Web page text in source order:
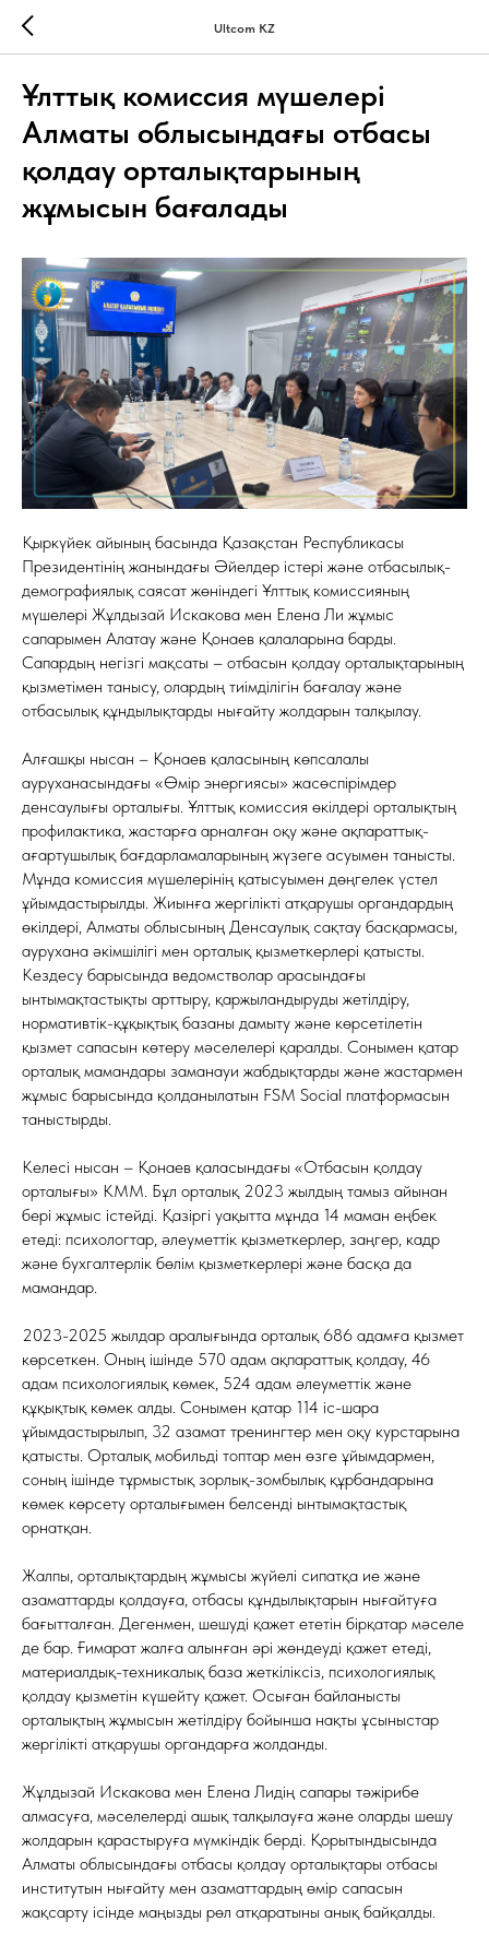
Ultcom KZ
Ұлттық комиссия мүшелері
Алматы облысындағы отбасы
қолдау орталықтарының
жұмысын бағалады
Қыркүйек айының басында Қазақстан Республикасы
Президентінің жанындағы Әйелдер істері және отбасылық-
демографиялық саясат жөніндегі Ұлттық комиссияның
мүшелері Жұлдызай Искакова мен Елена Ли жұмыс
сапарымен Алатау және Қонаев қалаларына барды.
Сапардың негізгі мақсаты – отбасын қолдау орталықтарының
қызметімен танысу, олардың тиімділігін бағалау және
отбасылық құндылықтарды нығайту жолдарын талқылау.
Алғашқы нысан – Қонаев қаласының көпсалалы
ауруханасындағы «Өмір энергиясы» жасөспірімдер
денсаулығы орталығы. Ұлттық комиссия өкілдері орталықтың
профилактика, жастарға арналған оқу және ақпараттық-
ағартушылық бағдарламаларының жүзеге асуымен танысты.
Мұнда комиссия мүшелерінің қатысуымен дөңгелек үстел
ұйымдастырылды. Жиынға жергілікті атқарушы органдардың
өкілдері, Алматы облысының Денсаулық сақтау басқармасы,
аурухана әкімшілігі мен орталық қызметкерлері қатысты.
Кездесу барысында ведомстволар арасындағы
ынтымақтастықты арттыру, қаржыландыруды жетілдіру,
нормативтік-құқықтық базаны дамыту және көрсетілетін
қызмет сапасын көтеру мәселелері қаралды. Сонымен қатар
орталық мамандары заманауи жабдықтарды және жастармен
жұмыс барысында қолданылатын FSM Social платформасын
таныстырды.
Келесі нысан – Қонаев қаласындағы «Отбасын қолдау
орталығы» КММ. Бұл орталық 2023 жылдың тамыз айынан
бері жұмыс істейді. Қазіргі уақытта мұнда 14 маман еңбек
етеді: психологтар, әлеуметтік қызметкерлер, заңгер, кадр
және бухгалтерлік бөлім қызметкерлері және басқа да
мамандар.
2023-2025 жылдар аралығында орталық 686 адамға қызмет
көрсеткен. Оның ішінде 570 адам ақпараттық қолдау, 46
адам психологиялық көмек, 524 адам әлеуметтік және
құқықтық көмек алды. Сонымен қатар 114 іс-шара
ұйымдастырылып, 32 азамат тренингтер мен оқу курстарына
қатысты. Орталық мобильді топтар мен өзге ұйымдармен,
соның ішінде тұрмыстық зорлық-зомбылық құрбандарына
көмек көрсету орталығымен белсенді ынтымақтастық
орнатқан.
Жалпы, орталықтардың жұмысы жүйелі сипатқа ие және
азаматтарды қолдауға, отбасы құндылықтарын нығайтуға
бағытталған. Дегенмен, шешуді қажет ететін бірқатар мәселе
де бар. Ғимарат жалға алынған әрі жөндеуді қажет етеді,
материалдық-техникалық база жеткіліксіз, психологиялық
қолдау қызметін күшейту қажет. Осыған байланысты
орталықтың жұмысын жетілдіру бойынша нақты ұсыныстар
жергілікті атқарушы органдарға жолданды.
Жұлдызай Искакова мен Елена Лидің сапары тәжірибе
алмасуға, мәселелерді ашық талқылауға және оларды шешу
жолдарын қарастыруға мүмкіндік берді. Қорытындысында
Алматы облысындағы отбасы қолдау орталықтары отбасы
институтын нығайту мен азаматтардың өмір сапасын
жақсарту ісінде маңызды рөл атқаратыны анық байқалды.